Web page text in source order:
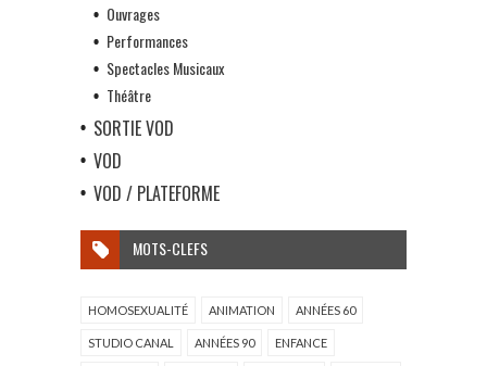
Ouvrages
Performances
Spectacles Musicaux
Théâtre
SORTIE VOD
VOD
VOD / PLATEFORME
MOTS-CLEFS
HOMOSEXUALITÉ ANIMATION ANNÉES 60
STUDIO CANAL ANNÉES 90 ENFANCE